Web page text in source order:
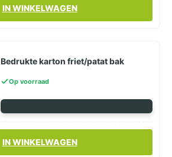
IN WINKELWAGEN
Bedrukte karton friet/patat bak
Op voorraad
IN WINKELWAGEN